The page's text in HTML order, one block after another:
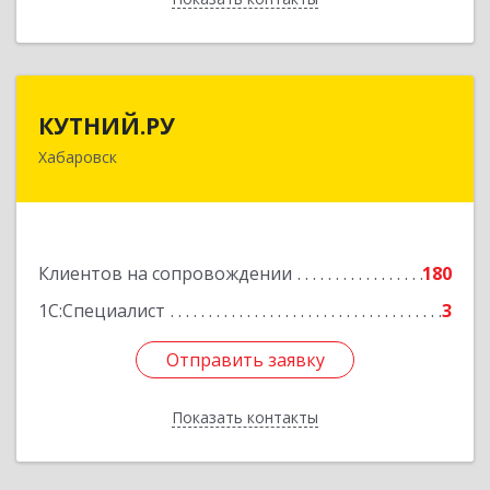
КУТНИЙ.РУ
Хабаровск
Клиентов на сопровождении
180
1С:Специалист
3
Отправить заявку
Показать контакты
680007, Хабаровский край, Хабаровск г,
Отправить заявку
Назад